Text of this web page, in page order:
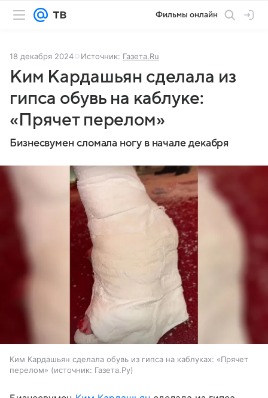
Фильмы онлайн
18 декабря 2024 Источник: Газета.Ru
Ким Кардашьян сделала из
гипса обувь на каблуке:
«Прячет перелом»
Бизнесвумен сломала ногу в начале декабря
Ким Кардашьян сделала обувь из гипса на каблуках: «Прячет
перелом»
источник: Газета.Ру